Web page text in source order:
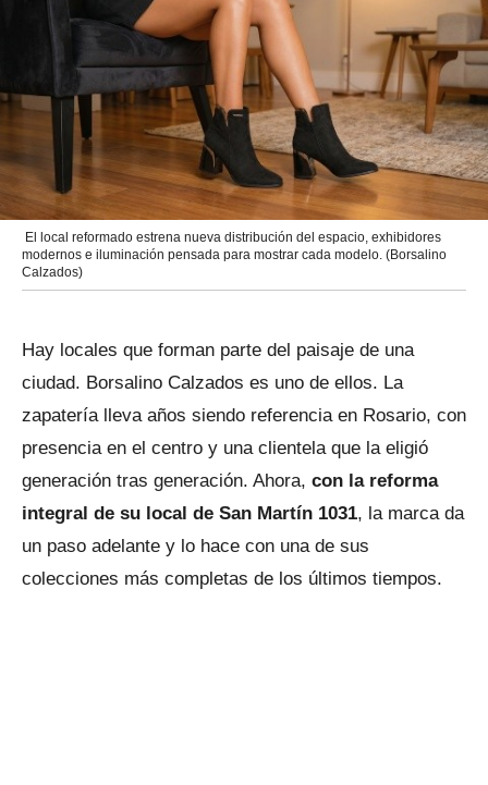
El local reformado estrena nueva distribución del espacio, exhibidores
modernos e iluminación pensada para mostrar cada modelo. (Borsalino
Calzados)
Hay locales que forman parte del paisaje de una
ciudad. Borsalino Calzados es uno de ellos. La
zapatería lleva años siendo referencia en Rosario, con
presencia en el centro y una clientela que la eligió
generación tras generación. Ahora, con la reforma
integral de su local de San Martín 1031, la marca da
un paso adelante y lo hace con una de sus
colecciones más completas de los últimos tiempos.